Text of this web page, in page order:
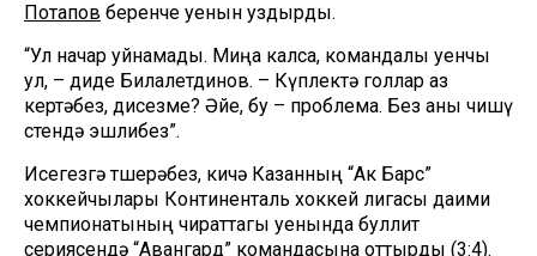
Потапов беренче уенын уздырды.
“Ул начар уйнамады. Миңа калса, командалы уенчы
ул, – диде Билалетдинов. – Күплектә голлар аз
кертәбез, дисезме? Әйе, бу – проблема. Без аны чишү
өстендә эшлибез”.
Исегезгә төшерәбез, кичә Казанның “Ак Барс”
хоккейчылары Континенталь хоккей лигасы даими
чемпионатының чираттагы уенында буллит
сериясендә “Авангард” командасына оттырды (3:4).